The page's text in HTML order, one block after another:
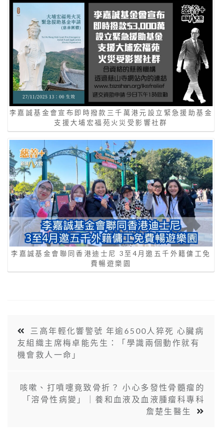
李嘉誠基金會宣布即時撥款三千萬港元設立緊急援助基金
支援大埔宏福苑火災受影響社群
李嘉誠基金會聯同香港迪士尼 3至4月邀五千外籍傭工免
費暢遊樂園
三高年輕化響警號 年逾6500人猝死 心臟病
友組織主席梅卓能先生：「學識兩個動作就有
機會救人一命」
咳嗽、打噴嚏竟致骨折？ 小心多發性骨髓瘤的
「溶骨性病變」｜養和血液及血液腫瘤科專科
詹楚生醫生